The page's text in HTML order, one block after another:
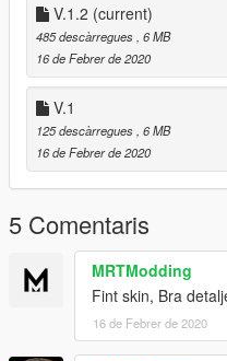
V.1.2 (current)
485 descàrregues , 6 MB
16 de Febrer de 2020
V.1
125 descàrregues , 6 MB
16 de Febrer de 2020
5 Comentaris
MRTModding
Fint skin, Bra
16 de Febrer de 2020